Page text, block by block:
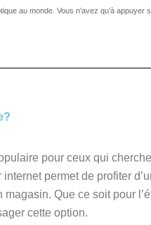
au monde. Vous n’avez qu’à appuyer
pour ceux qui
permet de profiter
Que ce soit pour
cette option.